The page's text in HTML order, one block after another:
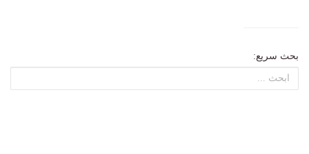
بحث سريع: